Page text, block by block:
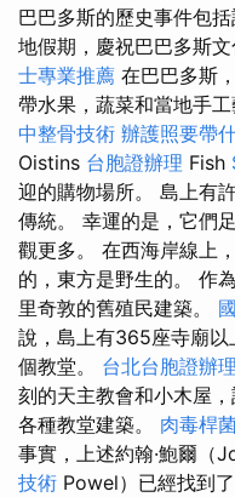
巴巴多斯的歷史事件包
地假期，慶祝巴巴多斯
士專業推薦 在巴巴多斯
帶水果，蔬菜和當地手工
中整骨技術 辦護照要帶
Oistins 台胞證辦理 Fish
迎的購物場所。 島上有
傳統。 幸運的是，它們
觀更多。 在西海岸線上
的，東方是野生的。 作
里奇敦的舊殖民建築。
說，島上有365座寺廟以
個教堂。 台北台胞證辦
刻的天主教會和小木屋
各種教堂建築。 肉毒桿
事實，上述約翰·鮑爾（
技術 Powel）已經找到